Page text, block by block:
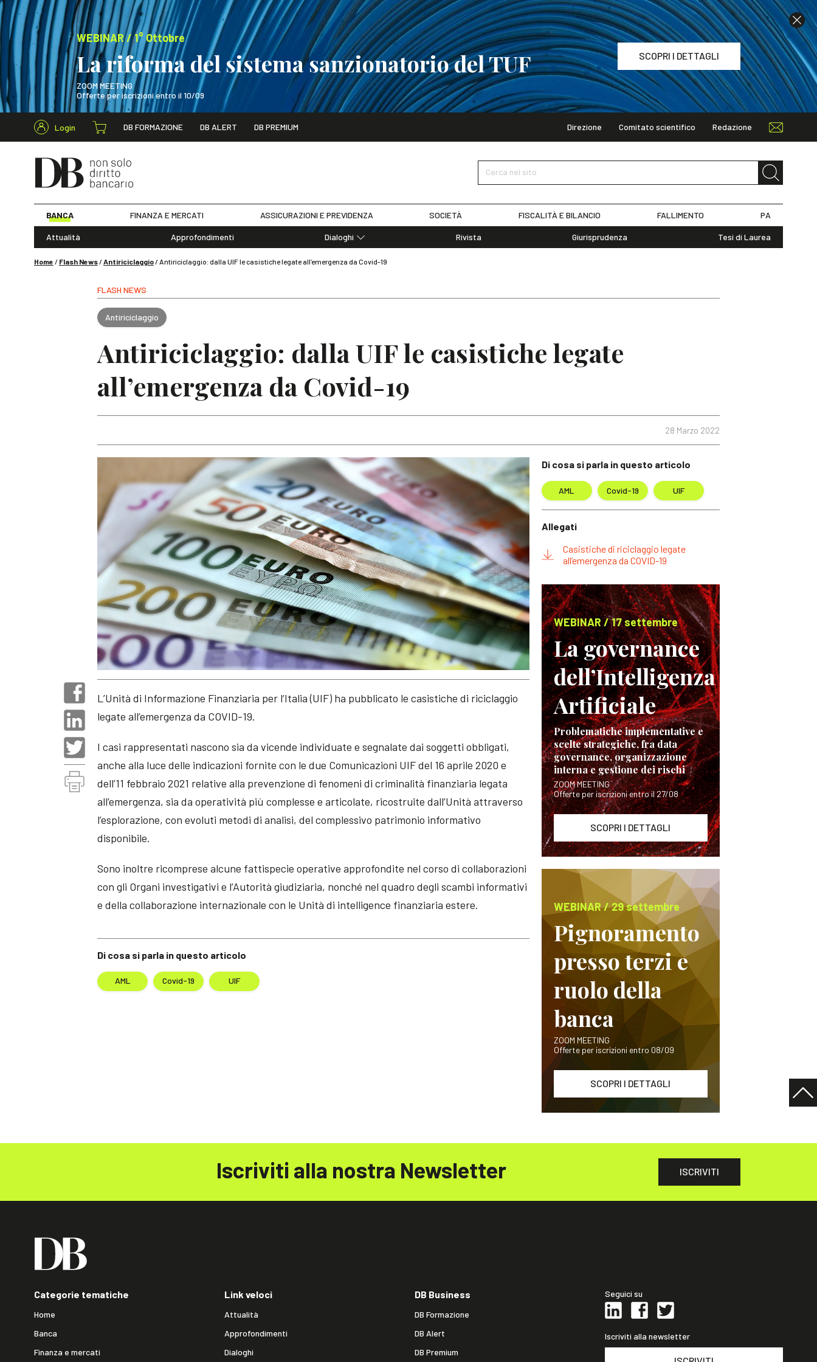
WEBINAR / 1° Ottobre
La riforma del sistema sanzionatorio del TUF
ZOOM MEETING
Offerte per iscrizioni entro il 10/09
SCOPRI I DETTAGLI
WEBINAR / 1° Ottobre
Login DB FORMAZIONE DB ALERT DB PREMIUM Direzione Comitato scientifico Redazione
Cerca nel sito
BANCA FINANZA E MERCATI ASSICURAZIONI E PREVIDENZA SOCIETÀ FISCALITÀ E BILANCIO FALLIMENTO PA
Attualità Approfondimenti
Dialoghi
Rivista Giurisprudenza Tesi di Laurea
Home / Flash News/Antiriciclaggio/Antiriciclaggio: dalla UIF le casistiche legate all’emergenza da Covid-19
FLASH NEWS
Antiriciclaggio
Antiriciclaggio: dalla UIF le casistiche legate
all’emergenza da Covid-19
28 Marzo 2022
Di cosa si parla in questo articolo
AML Covid-19 UIF
L’Unità di Informazione Finanziaria per l’Italia (UIF) ha pubblicato le casistiche di riciclaggio
legate all’emergenza da COVID-19.
I casi rappresentati nascono sia da vicende individuate e segnalate dai soggetti obbligati,
anche alla luce delle indicazioni fornite con le due Comunicazioni UIF del 16 aprile 2020 e
dell’11 febbraio 2021 relative alla prevenzione di fenomeni di criminalità finanziaria legata
all’emergenza, sia da operatività più complesse e articolate, ricostruite dall’Unità attraverso
l’esplorazione, con evoluti metodi di analisi, del complessivo patrimonio informativo
disponibile.
Sono inoltre ricomprese alcune fattispecie operative approfondite nel corso di collaborazioni
con gli Organi investigativi e l’Autorità giudiziaria, nonché nel quadro degli scambi informativi
e della collaborazione internazionale con le Unità di intelligence finanziaria estere.
Di cosa si parla in questo articolo
AML Covid-19 UIF
Allegati
Casistiche di riciclaggio legate
all’emergenza da COVID-19
WEBINAR / 17 settembre
La governance
dell’Intelligenza
Artificiale
Problematiche implementative e
scelte strategiche, fra data
governance, organizzazione
interna e gestione dei rischi
ZOOM MEETING
Offerte per iscrizioni entro il 27/08
SCOPRI I DETTAGLI
WEBINAR / 29 settembre
Pignoramento
presso terzi e
ruolo della
banca
ZOOM MEETING
Offerte per iscrizioni entro 08/09
SCOPRI I DETTAGLI
Iscriviti alla nostra Newsletter ISCRIVITI
Categorie tematiche
Home
Banca
Finanza e mercati
Link veloci
Attualità
Approfondimenti
Dialoghi
DB Business
DB Formazione
DB Alert
DB Premium
Seguici su
Iscriviti alla newsletter